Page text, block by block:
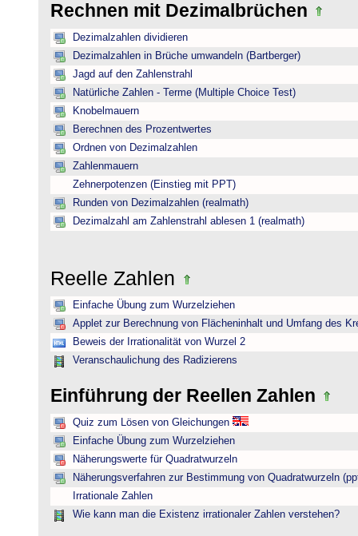
Rechnen mit Dezimalbrüchen
Dezimalzahlen dividieren
Dezimalzahlen in Brüche umwandeln (Bartberger)
Jagd auf den Zahlenstrahl
Natürliche Zahlen - Terme (Multiple Choice Test)
Knobelmauern
Berechnen des Prozentwertes
Ordnen von Dezimalzahlen
Zahlenmauern
Zehnerpotenzen (Einstieg mit PPT)
Runden von Dezimalzahlen (realmath)
Dezimalzahl am Zahlenstrahl ablesen 1 (realmath)
Reelle Zahlen
Einfache Übung zum Wurzelziehen
Applet zur Berechnung von Flächeninhalt und Umfang des
Beweis der Irrationalität von Wurzel 2
Veranschaulichung des Radizierens
Einführung der Reellen Zahlen
Quiz zum Lösen von Gleichungen
Einfache Übung zum Wurzelziehen
Näherungswerte für Quadratwurzeln
Näherungsverfahren zur Bestimmung von Quadratwurzeln
Irrationale Zahlen
Wie kann man die Existenz irrationaler Zahlen verstehen?